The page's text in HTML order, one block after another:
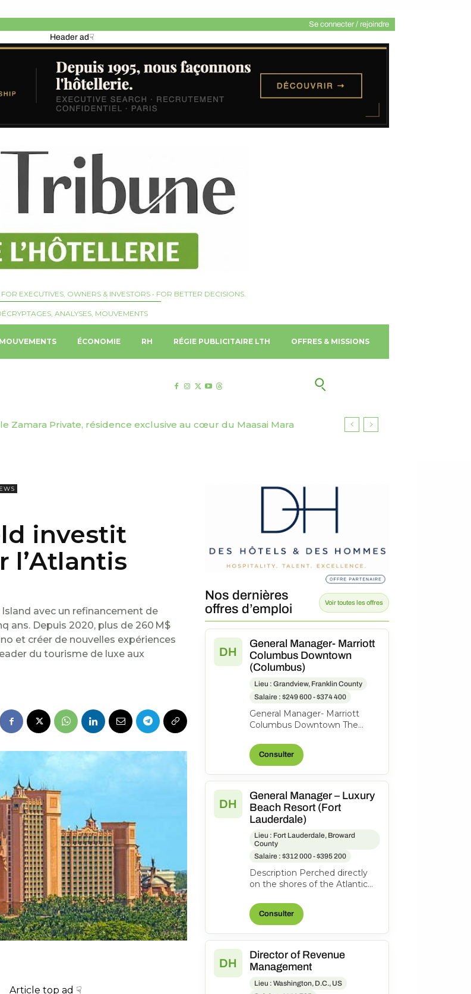
Se connecter / rejoindre
Header ad☟
EXECUTIVES, OWNERS & INVESTORS • FOR BETTER DECISIONS.
ANALYSES, MOUVEMENTS
MOUVEMENTS ÉCONOMIE RH RÉGIE PUBLICITAIRE LTH OFFRES & MISSIONS
Zamara Private, résidence exclusive au cœur du Maasai Mara
nommé Hotel Manager du Langham, Gold Coast
investit
l’Atlantis
avec un refinancement de
ans. Depuis 2020, plus de 260 M$
et créer de nouvelles expériences
du tourisme de luxe aux
Article top ad ☟
Nos dernières
offres d’emploi
Voir toutes les offres
DH
General Manager- Marriott
Columbus Downtown
(Columbus)
Lieu : Grandview, Franklin County
Salaire : $249 600 - $374 400
General Manager- Marriott
Columbus Downtown The
St., Columbus, Ohio, United
States o...
Consulter
DH
General Manager – Luxury
Beach Resort (Fort
Lauderdale)
Lieu : Fort Lauderdale, Broward
County
Salaire : $312 000 - $395 200
Description Perched directly
on the shores of the Atlantic
Resort is one of Fort
Lauderdal...
Consulter
DH
Director of Revenue
Management
Lieu : Washington, D.C., US